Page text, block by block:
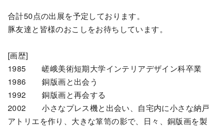
合計50点の出展を予定しております。
豚友達と皆様のおこしをお待ちしています。
[画歴]
1985 嵯峨美術短期大学インテリアデザイン科卒業
1986 銅版画と出会う
1992 銅版画と再会する
2002 小さなプレス機と出会い、自宅内に小さな納戸
アトリエを作り、大きな箪笥の影で、日々、銅版画を製